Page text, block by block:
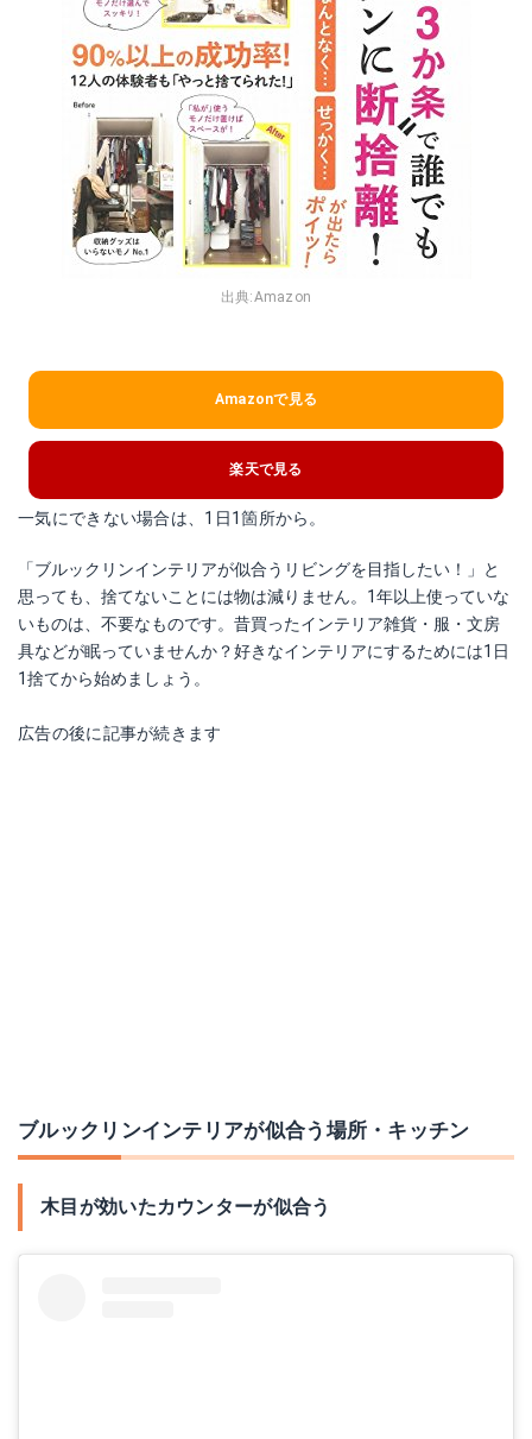
出典:Amazon
Amazonで見る
楽天で見る
一気にできない場合は、1日1箇所から。
「ブルックリンインテリアが似合うリビングを目指したい！」と
思っても、捨てないことには物は減りません。1年以上使っていな
いものは、不要なものです。昔買ったインテリア雑貨・服・文房
具などが眠っていませんか？好きなインテリアにするためには1日
1捨てから始めましょう。
広告の後に記事が続きます
ブルックリンインテリアが似合う場所・キッチン
木目が効いたカウンターが似合う